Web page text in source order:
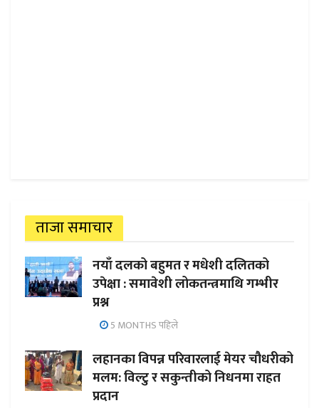
ताजा समाचार
नयाँ दलको बहुमत र मधेशी दलितको
उपेक्षा : समावेशी लोकतन्त्रमाथि गम्भीर
प्रश्न
5 MONTHS पहिले
लहानका विपन्न परिवारलाई मेयर चौधरीको
मलम: विल्टु र सकुन्तीको निधनमा राहत
प्रदान